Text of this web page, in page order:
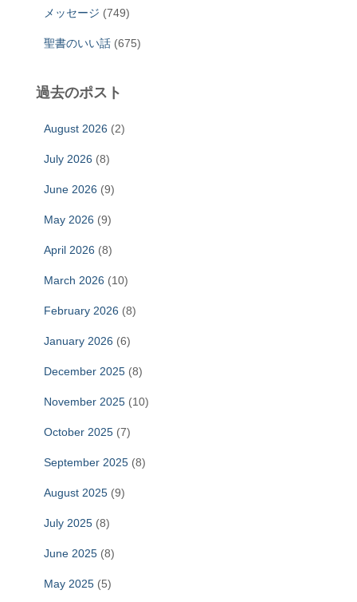
メッセージ (749)
聖書のいい話 (675)
過去のポスト
August 2026 (2)
July 2026 (8)
June 2026 (9)
May 2026 (9)
April 2026 (8)
March 2026 (10)
February 2026 (8)
January 2026 (6)
December 2025 (8)
November 2025 (10)
October 2025 (7)
September 2025 (8)
August 2025 (9)
July 2025 (8)
June 2025 (8)
May 2025 (5)